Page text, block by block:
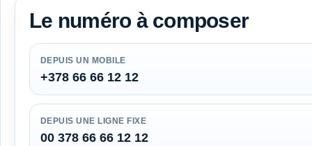
Le numéro à composer
DEPUIS UN MOBILE
+378 66 66 12 12
DEPUIS UNE LIGNE FIXE
00 378 66 66 12 12